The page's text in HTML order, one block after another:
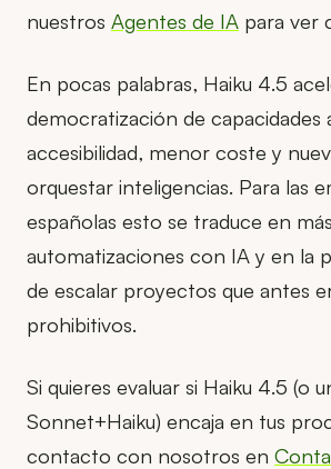
nuestros Agentes de IA para ver
En pocas palabras, Haiku 4.5
democratización de capacidades
accesibilidad, menor coste y
orquestar inteligencias. Para las
españolas esto se traduce en
automatizaciones con IA y en la
de escalar proyectos que antes
prohibitivos.
Si quieres evaluar si Haiku 4.5 (o
Sonnet+Haiku) encaja en tus
contacto con nosotros en